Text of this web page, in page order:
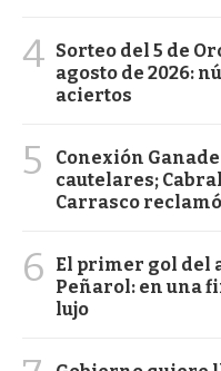
4 Sorteo del 5 de
agosto de 2026:
aciertos
5
Conexión
cautelares;
Carrasco
6
El primer gol del
Peñarol: en una
lujo